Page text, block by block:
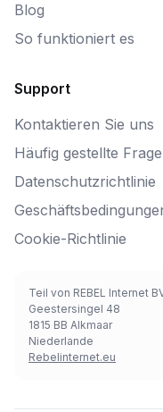
Blog
So funktioniert es
Support
Kontaktieren Sie uns
Häufig gestellte
Datenschutzrichtlinie
Cookie-Richtlinie
Teil von REBEL Internet
Geestersingel 48
1815 BB Alkmaar
Niederlande
Rebelinternet.eu